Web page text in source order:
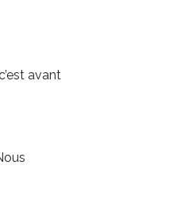
avant